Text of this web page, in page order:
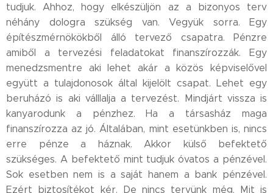
tudjuk. Ahhoz, hogy elkészüljön az a bizonyos terv
néhány dologra szükség van. Vegyük sorra. Egy
építészmérnökökből álló tervező csapatra. Pénzre
amiből a tervezési feladatokat finanszírozzák. Egy
menedzsmentre aki lehet akár a közös képviselővel
együtt a tulajdonosok által kijelölt csapat. Lehet egy
beruházó is aki válllalja a tervezést. Mindjárt vissza is
kanyarodunk a pénzhez. Ha a társasház maga
finanszírozza az jó. Általában, mint esetünkben is, nincs
erre pénze a háznak. Akkor külső befektető
szükséges. A befektető mint tudjuk óvatos a pénzével.
Sok esetben nem is a saját hanem a bank pénzével.
Ezért biztosítékot kér. De nincs tervünk még. Mit is